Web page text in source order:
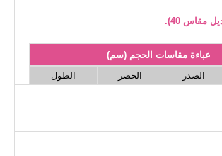
مقاس 40).
عباءة مقاسات الحجم (سم)
الصدر الخصر
الطول
104
94
136